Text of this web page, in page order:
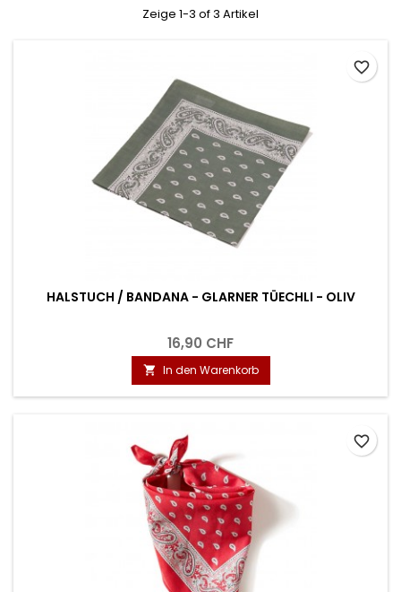
Zeige 1-3 of 3 Artikel
HALSTUCH / BANDANA - GLARNER TÜECHLI - OLIV
16,90 CHF
 In den Warenkorb
favorite_border
favorite_border